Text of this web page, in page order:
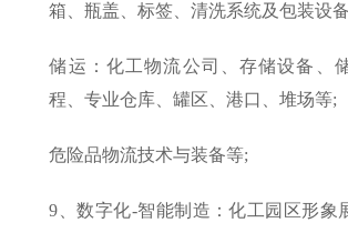
箱、瓶盖、标签、清洗系统及包装设
储运：化工物流公司、存储设备、
程、专业仓库、罐区、港口、堆场等;
危险品物流技术与装备等;
9、数字化-智能制造：化工园区形象